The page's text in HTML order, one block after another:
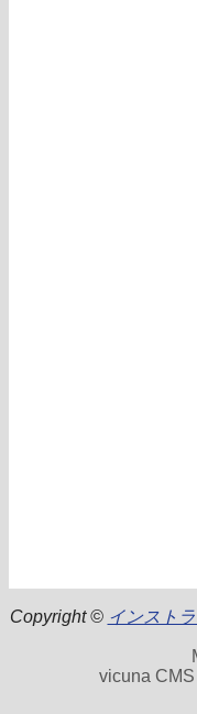
Copyright © インスト
vicuna